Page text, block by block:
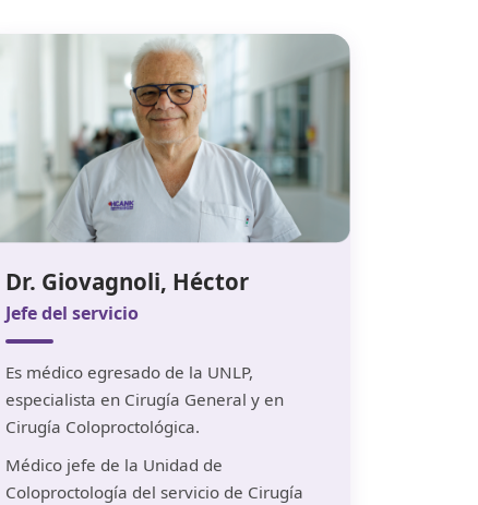
Dr. Giovagnoli, Héctor
Jefe del servicio
Es médico egresado de la UNLP,
especialista en Cirugía General y en
Cirugía Coloproctológica.
Médico jefe de la Unidad de
Coloproctología del servicio de Cirugía